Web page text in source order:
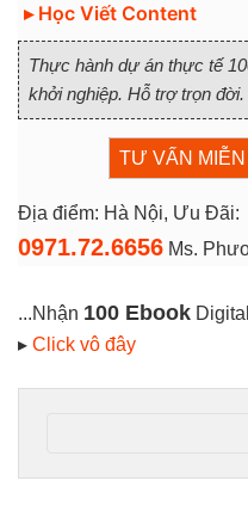
▸ Học Viết Content
Thực hành dự án thực tế
khởi nghiệp. Hỗ trợ trọn
TƯ VẤN MIỄN
Địa điểm: Hà Nội, Ưu Đãi:
0971.72.6656 Ms.
...Nhận 100 Ebook
▸ Click vô đây